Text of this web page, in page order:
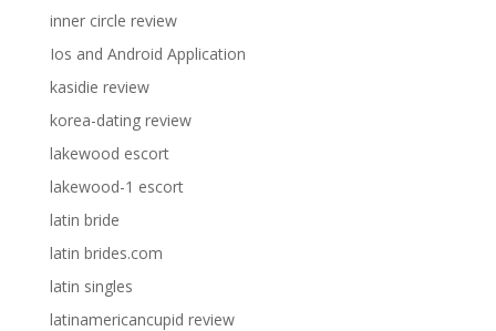
inner circle review
Ios and Android Application
kasidie review
korea-dating review
lakewood escort
lakewood-1 escort
latin bride
latin brides.com
latin singles
latinamericancupid review